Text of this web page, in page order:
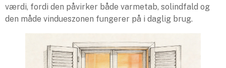
værdi, fordi den påvirker både varmetab, solindfald og
den måde vindueszonen fungerer på i daglig brug.